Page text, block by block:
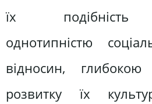
їх подібність
однотипністю
відносин,
розвитку їх